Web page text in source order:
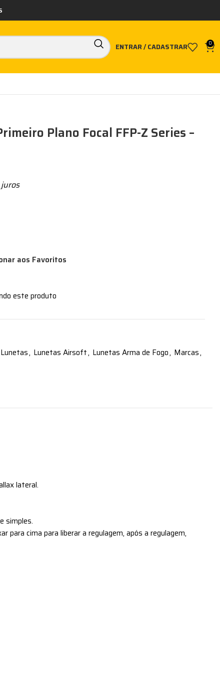
ENTRAR / CADASTRAR 0
Plano Focal FFP-Z Series –
aos Favoritos
este produto
Lunetas, Lunetas Airsoft, Lunetas Arma de Fogo, Marcas,
lateral.
simples.
cima para liberar a regulagem, após a regulagem,